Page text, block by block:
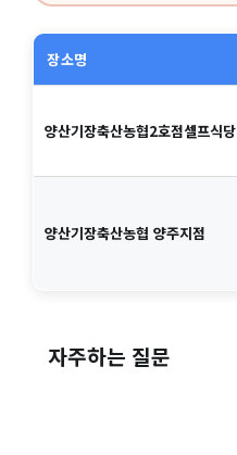
장소명
양산기장축산농협2호점셀프식당
양산기장축산농협 양주지점
자주하는 질문